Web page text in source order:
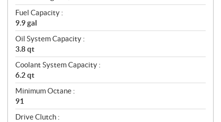
Fuel Capacity :
9.9 gal
Oil System Capacity :
3.8 qt
Coolant System Capacity :
6.2 qt
Minimum Octane :
91
Drive Clutch :